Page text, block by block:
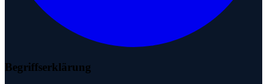
Begriffserklärung